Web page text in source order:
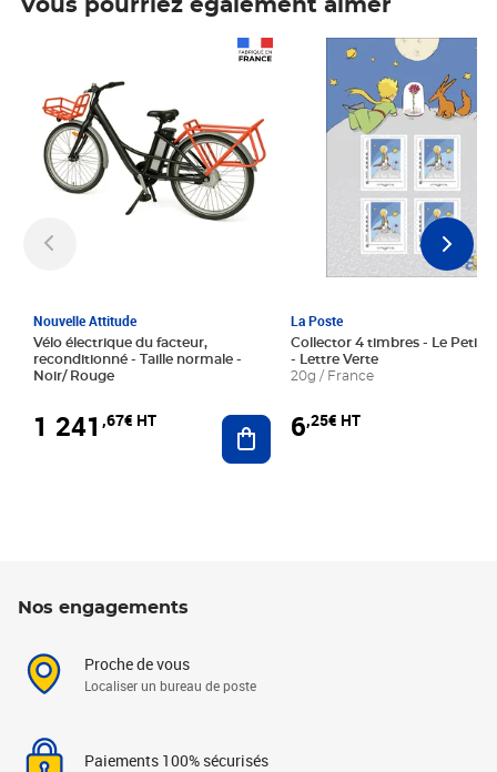
Vous pourriez également aimer
Nouvelle Attitude
Vélo électrique du facteur,
reconditionné - Taille normale -
Noir/ Rouge
1 241 ,67€ HT Ajouter au panier
La Poste
Collector 4 timbres - Le Petit
- Lettre Verte
20g / France
6,25€ HT
Prix 6,25€ HT
Nos engagements
Proche de vous
Localiser un bureau de poste
Paiements 100% sécurisés